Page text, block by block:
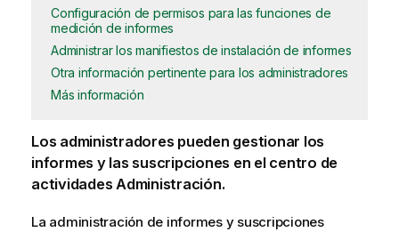
Configuración de permisos para las funciones de
medición de informes
Administrar los manifiestos de instalación de informes
Otra información pertinente para los administradores
Más información
Los administradores pueden gestionar los
informes y las suscripciones en el centro de
actividades Administración.
La administración de informes y suscripciones